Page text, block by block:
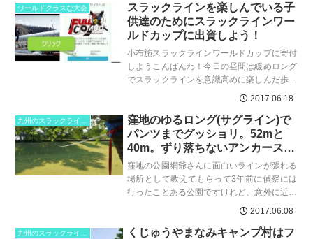
ワールドクラスな大会
スラックラインを楽しんでいる子
供達のためにスラックラインワー
ルドカップに出資しよう！
小布施スラックラインワールドカップに寄付
しようこんばんわ！今日の昼間は緩めロング
でスラックラインを意識高めに楽しんだ歩き
方の中の人です。毎日、スラックラインの動
2017.06.18
窪地のゆるロング(サグライン)で
パンツまでグッショリ。52mと
40m。ずり落ちないアンカースリ
ング。
窪地の公園網爺さんに面白いラインが張れる
場所として教えてもらって3年前に偵察には
行ったことある公園ですけれど、意外に近い
ことが判明してラインを張りに行きました。
2017.06.08
くじゅうやまなみキャンプ村はフ